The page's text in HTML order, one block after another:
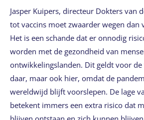
Jasper Kuipers, directeur Dokters van
tot vaccins moet zwaarder wegen dan
Het is een schande dat er onnodig
worden met de gezondheid van
ontwikkelingslanden. Dit geldt voor de
daar, maar ook hier, omdat de
wereldwijd blijft voorslepen. De lage
betekent immers een extra risico dat